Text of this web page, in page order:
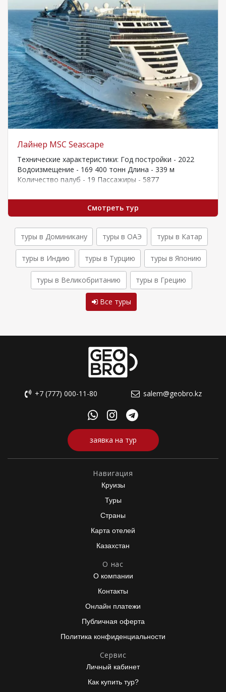
Лайнер MSC Seascape
Технические характеристики: Год постройки - 2022
Водоизмещение - 169 400 тонн Длина - 339 м
Количество палуб - 19 Пассажиры - 5877
Смотреть тур
туры в Доминикану туры в ОАЭ туры в Катар
туры в Индию туры в Турцию туры в Японию
туры в Великобританию туры в Грецию
Все туры
+7 (777) 000-11-80 salem@geobro.kz
заявка на тур
Навигация
Круизы
Туры
Страны
Карта отелей
Казахстан
О нас
О компании
Контакты
Онлайн платежи
Публичная оферта
Политика конфиденциальности
Сервис
Личный кабинет
Как купить тур?